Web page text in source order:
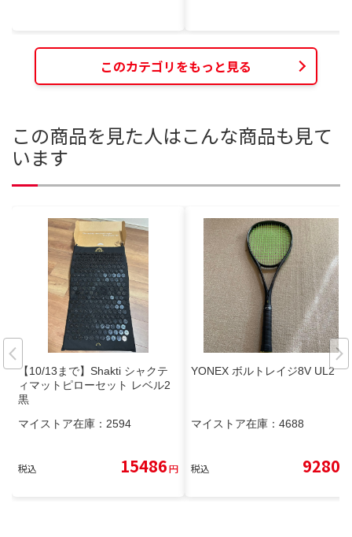
このカテゴリをもっと見る
この商品を見た人はこんな商品も見て
います
【10/13まで】Shakti シャクテ
ィマットピローセット レベル2
黒
マイストア在庫： 2594
税込 15486円
YONEX ボルトレイジ8V UL2
マイストア在庫： 4688
税込 9280